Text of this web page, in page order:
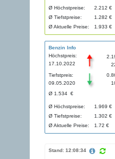
Ø Höchstpreise:
Ø Tiefstpreise:
Ø Aktuelle Preise:
2.212 €
1.282 €
1.933 €
Benzin Info
Höchstpreis:
17.10.2022
Tiefstpreis:
09.05.2020
Ø 1.534 €
Ø Höchstpreise:
Ø Tiefstpreise:
Ø Aktuelle Preise:
1.969 €
1.302 €
1.72 €
Stand: 12:08:34